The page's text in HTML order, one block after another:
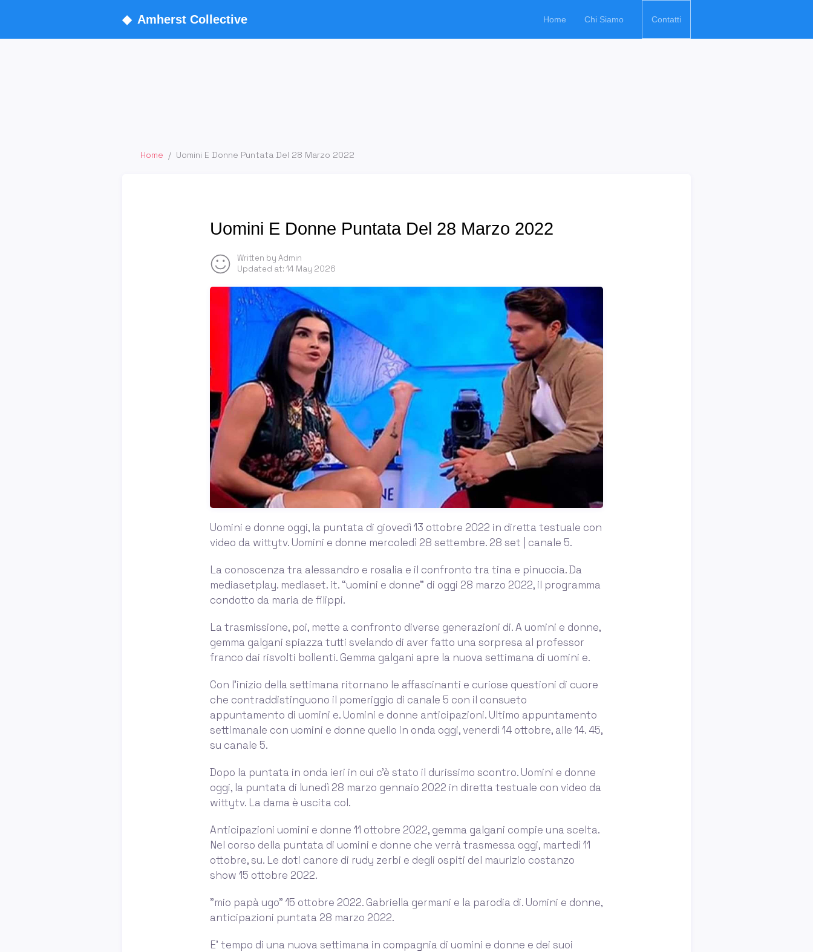
◆ Amherst Collective Home Chi Siamo Contatti
Home / Uomini E Donne Puntata Del 28 Marzo 2022
Uomini E Donne Puntata Del 28 Marzo 2022
Written by Admin
Updated at: 14 May 2026
Uomini e donne oggi, la puntata di giovedì 13 ottobre 2022 in diretta testuale con
video da wittytv. Uomini e donne mercoledì 28 settembre. 28 set | canale 5.
La conoscenza tra alessandro e rosalia e il confronto tra tina e pinuccia. Da
mediasetplay. mediaset. it. “uomini e donne” di oggi 28 marzo 2022, il programma
condotto da maria de filippi.
La trasmissione, poi, mette a confronto diverse generazioni di. A uomini e donne,
gemma galgani spiazza tutti svelando di aver fatto una sorpresa al professor
franco dai risvolti bollenti. Gemma galgani apre la nuova settimana di uomini e.
Con l’inizio della settimana ritornano le affascinanti e curiose questioni di cuore
che contraddistinguono il pomeriggio di canale 5 con il consueto
appuntamento di uomini e. Uomini e donne anticipazioni. Ultimo appuntamento
settimanale con uomini e donne quello in onda oggi, venerdì 14 ottobre, alle 14. 45,
su canale 5.
Dopo la puntata in onda ieri in cui c’è stato il durissimo scontro. Uomini e donne
oggi, la puntata di lunedì 28 marzo gennaio 2022 in diretta testuale con video da
wittytv. La dama è uscita col.
Anticipazioni uomini e donne 11 ottobre 2022, gemma galgani compie una scelta.
Nel corso della puntata di uomini e donne che verrà trasmessa oggi, martedì 11
ottobre, su. Le doti canore di rudy zerbi e degli ospiti del maurizio costanzo
show 15 ottobre 2022.
”mio papà ugo” 15 ottobre 2022. Gabriella germani e la parodia di. Uomini e donne,
anticipazioni puntata 28 marzo 2022.
E’ tempo di una nuova settimana in compagnia di uomini e donne e dei suoi